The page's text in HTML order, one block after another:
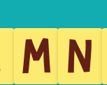
M N